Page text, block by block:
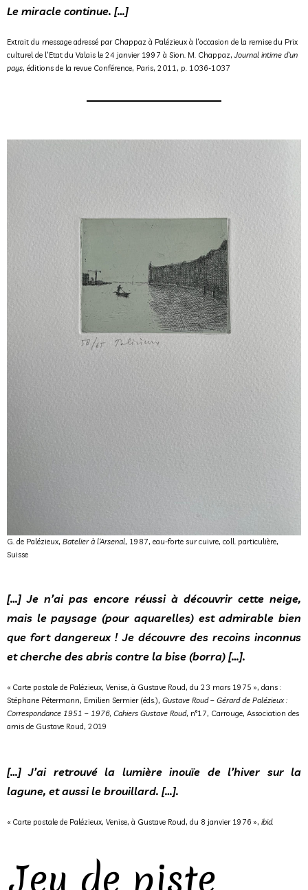
Le miracle continue. […]
Extrait du message adressé par Chappaz à Palézieux à l’occasion de la remise du Prix
culturel de l’Etat du Valais le 24 janvier 1997 à Sion. M. Chappaz,Journal intime d’un
pays, éditions de la revue Conférence, Paris, 2011, p. 1036-1037
G. de Palézieux, Batelier à l’Arsenal, 1987, eau-forte sur cuivre, coll. particulière,
Suisse
[…] Je n’ai pas encore réussi à découvrir cette neige,
mais le paysage (pour aquarelles) est admirable bien
que fort dangereux ! Je découvre des recoins inconnus
et cherche des abris contre la bise (borra) […].
« Carte postale de Palézieux, Venise, à Gustave Roud, du 23 mars 1975 », dans :
Stéphane Pétermann, Emilien Sermier (éds.), Gustave Roud – Gérard de Palézieux :
Correspondance 1951 – 1976, Cahiers Gustave Roud, n°17, Carrouge, Association des
amis de Gustave Roud, 2019
[…] J’ai retrouvé la lumière inouïe de l’hiver sur la
lagune, et aussi le brouillard. […].
« Carte postale de Palézieux, Venise, à Gustave Roud, du 8 janvier 1976 », ibid.